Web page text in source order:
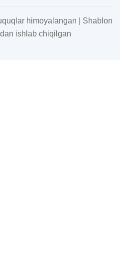
himoyalangan | Shablon
ishlab chiqilgan